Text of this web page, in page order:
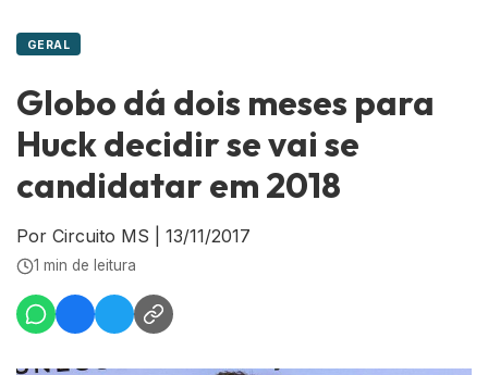
GERAL
Globo dá dois meses para
Huck decidir se vai se
candidatar em 2018
Por Circuito MS 13/11/2017
1 min de leitura